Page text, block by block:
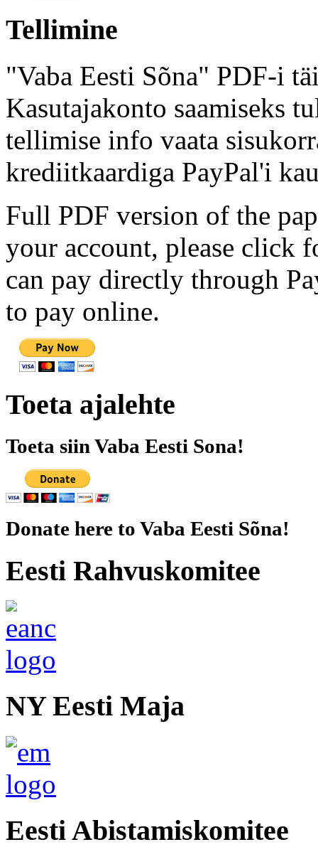
Tellimine
"Vaba Eesti Sõna" PDF-i
Kasutajakonto saamiseks
tellimise info vaata
krediitkaardiga PayPal'i
Full PDF version of the
your account, please click
can pay directly through
to pay online.
Toeta ajalehte
Toeta siin Vaba Eesti Sona!
Donate here to Vaba Eesti Sõna!
Eesti Rahvuskomitee
NY Eesti Maja
Eesti Abistamiskomitee